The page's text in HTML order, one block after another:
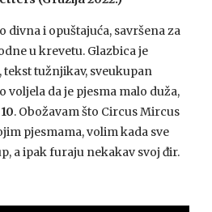
divna i opuštajuća, savršena za
u krevetu. Glazbica je
tužnjikav, sveukupan
voljela da je pjesma malo duža,
. Obožavam što Circus Mircus
pjesmama, volim kada sve
a ipak furaju nekakav svoj đir.